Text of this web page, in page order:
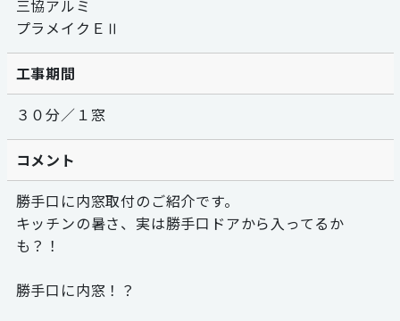
三協アルミ
プラメイクＥⅡ
工事期間
３０分／１窓
コメント
勝手口に内窓取付のご紹介です。
キッチンの暑さ、実は勝手口ドアから入ってるか
も？！
勝手口に内窓！？